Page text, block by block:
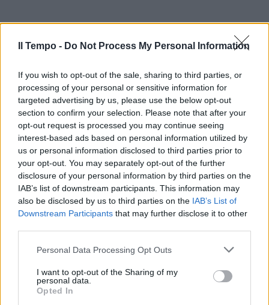
Il Tempo - Do Not Process My Personal Information
If you wish to opt-out of the sale, sharing to third parties, or
processing of your personal or sensitive information for
targeted advertising by us, please use the below opt-out
section to confirm your selection. Please note that after your
opt-out request is processed you may continue seeing
interest-based ads based on personal information utilized by
us or personal information disclosed to third parties prior to
your opt-out. You may separately opt-out of the further
disclosure of your personal information by third parties on the
IAB’s list of downstream participants. This information may
also be disclosed by us to third parties on the IAB’s List of
Downstream Participants that may further disclose it to other
Personal Data Processing Opt Outs
I want to opt-out of the Sharing of my
personal data.
Opted In